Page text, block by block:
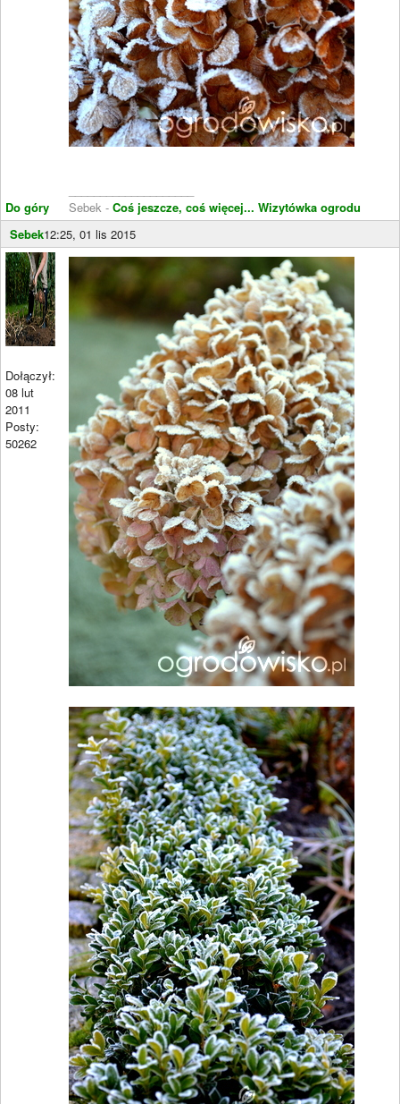
Do góry
Sebek - Coś jeszcze, coś więcej... Wizytówka ogrodu
Sebek12:25, 01 lis 2015
Dołączył:
08 lut
2011
Posty:
50262